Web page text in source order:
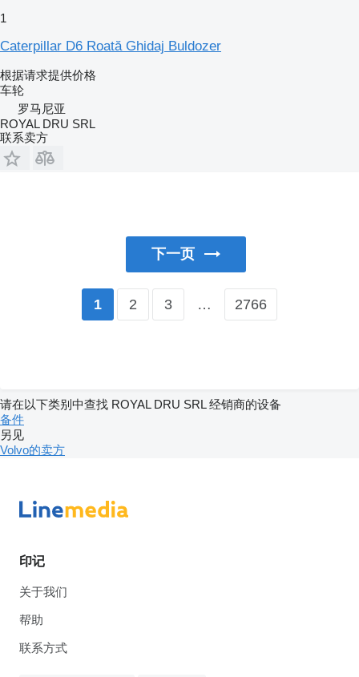
1
Caterpillar D6 Roată Ghidaj Buldozer
根据请求提供价格
车轮
罗马尼亚
ROYAL DRU SRL
联系卖方
下一页
1 2 3 … 2766
请在以下类别中查找 ROYAL DRU SRL 经销商的设备
备件
另见
Volvo的卖方
印记
关于我们
帮助
联系方式